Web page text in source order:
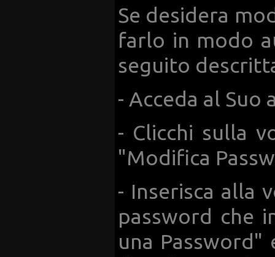
Se desidera
farlo in modo
seguito
- Acceda al Suo
- Clicchi sulla
"Modifica
- Inserisca alla
password che
una Password"